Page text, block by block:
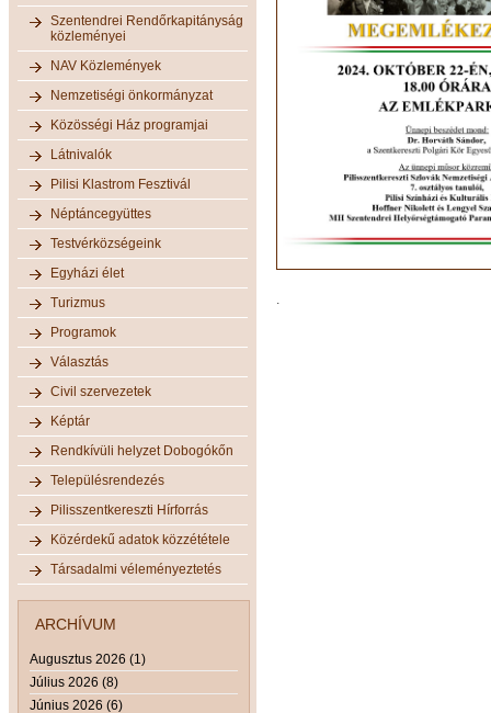
Szentendrei Rendőrkapitányság
közleményei
NAV Közlemények
Nemzetiségi önkormányzat
Közösségi Ház programjai
Látnivalók
Pilisi Klastrom Fesztivál
Néptáncegyüttes
Testvérközségeink
Egyházi élet
Turizmus
Programok
Választás
Civil szervezetek
Képtár
Rendkívüli helyzet Dobogókőn
Településrendezés
Pilisszentkereszti Hírforrás
Közérdekű adatok közzététele
Társadalmi véleményeztetés
ARCHÍVUM
Augusztus 2026 (1)
Július 2026 (8)
Június 2026 (6)
.